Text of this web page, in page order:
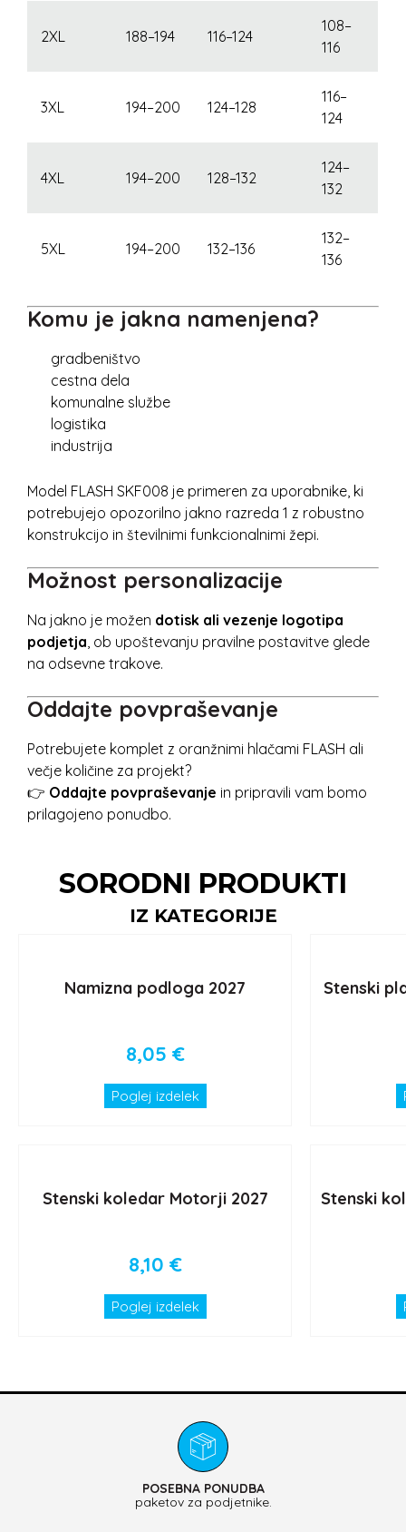
2XL 188–194 116–124
108–
116
3XL 194–200 124–128
116–
124
4XL 194–200 128–132
124–
132
5XL 194–200 132–136
132–
136
Komu je jakna namenjena?
gradbeništvo
cestna dela
komunalne službe
logistika
industrija
Model FLASH SKF008 je primeren za uporabnike, ki
potrebujejo opozorilno jakno razreda 1 z robustno
konstrukcijo in številnimi funkcionalnimi žepi.
Možnost personalizacije
Na jakno je možen dotisk ali vezenje logotipa
podjetja , ob upoštevanju pravilne postavitve glede
na odsevne trakove.
Oddajte povpraševanje
Potrebujete komplet z oranžnimi hlačami FLASH ali
večje količine za projekt?
👉 Oddajte povpraševanje in pripravili vam bomo
prilagojeno ponudbo.
SORODNI PRODUKTI
IZ KATEGORIJE
Namizna podloga 2027
8,05 €
Poglej izdelek
Stenski
Stenski koledar Motorji 2027
8,10 €
Poglej izdelek
Stenski
POSEBNA PONUDBA
paketov za podjetnike.